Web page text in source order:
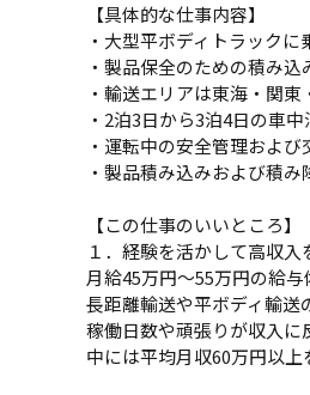
【具体的な仕事内容】
・大型平ボディトラック
・製品保全のための積み
・輸送エリアは東海・関
・2泊3日から3泊4日の車中
・運転中の安全管理およ
・製品積み込みおよび積み
【この仕事のいいところ】
１．経験を活かして高収入
月給45万円～55万円の給与
長距離輸送や平ボディ輸送
稼働日数や頑張りが収入に
中には平均月収60万円以上